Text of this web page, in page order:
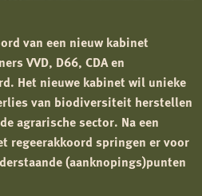
van een nieuw kabinet
VVD, D66, CDA en
Het nieuwe kabinet wil unieke
van biodiversiteit herstellen
agrarische sector. Na een
regeerakkoord springen er voor
(aanknopings)punten